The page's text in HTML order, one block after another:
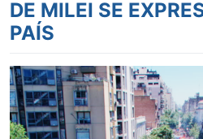
DE MILEI SE
PAÍS